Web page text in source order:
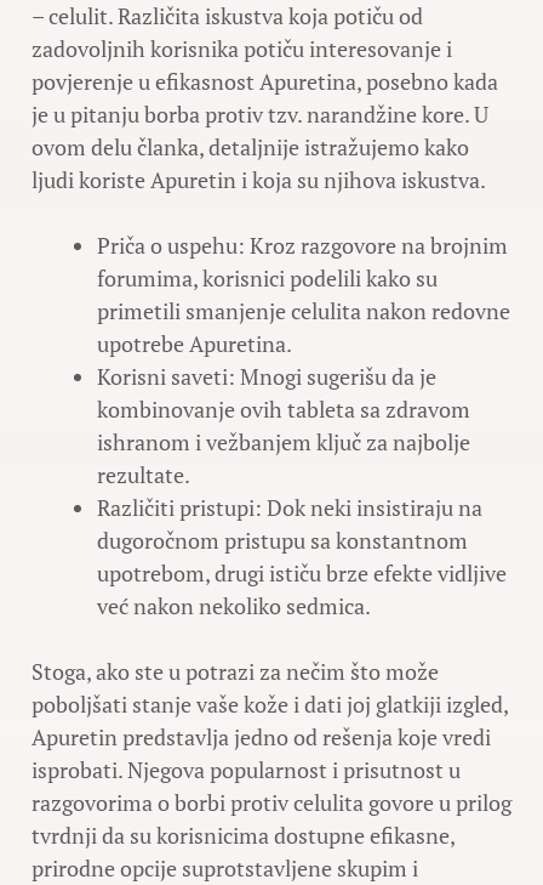
– celulit. Različita iskustva koja potiču od
zadovoljnih korisnika potiču interesovanje i
povjerenje u efikasnost Apuretina, posebno kada
je u pitanju borba protiv tzv. narandžine kore. U
ovom delu članka, detaljnije istražujemo kako
ljudi koriste Apuretin i koja su njihova iskustva.
Priča o uspehu: Kroz razgovore na brojnim
forumima, korisnici podelili kako su
primetili smanjenje celulita nakon redovne
upotrebe Apuretina.
Korisni saveti: Mnogi sugerišu da je
kombinovanje ovih tableta sa zdravom
ishranom i vežbanjem ključ za najbolje
rezultate.
Različiti pristupi: Dok neki insistiraju na
dugoročnom pristupu sa konstantnom
upotrebom, drugi ističu brze efekte vidljive
već nakon nekoliko sedmica.
Stoga, ako ste u potrazi za nečim što može
poboljšati stanje vaše kože i dati joj glatkiji izgled,
Apuretin predstavlja jedno od rešenja koje vredi
isprobati. Njegova popularnost i prisutnost u
razgovorima o borbi protiv celulita govore u prilog
tvrdnji da su korisnicima dostupne efikasne,
prirodne opcije suprotstavljene skupim i